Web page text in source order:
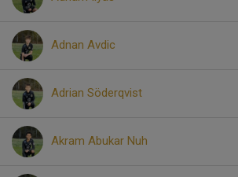
Adnan Avdic
Adrian Söderqvist
Akram Abukar Nuh